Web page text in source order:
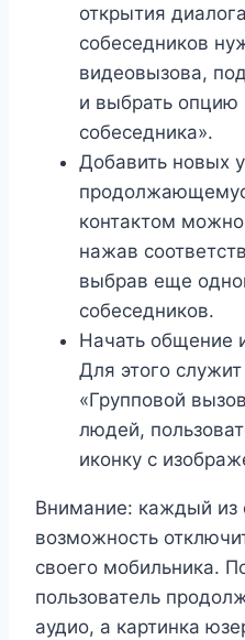
открытия
собеседников
видеовызова,
и выбрать опцию
собеседника».
Добавить новых
контактом
нажав
выбрав еще
собеседников.
Начать общение
Для этого
«Групповой
людей,
иконку с
Внимание: каждый из
возможность
своего мобильника.
пользователь
аудио, а картинка